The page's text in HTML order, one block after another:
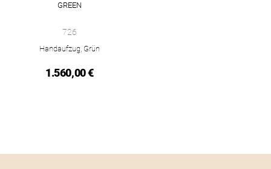
GREEN
726
Handaufzug, Grün
1.560,00 €